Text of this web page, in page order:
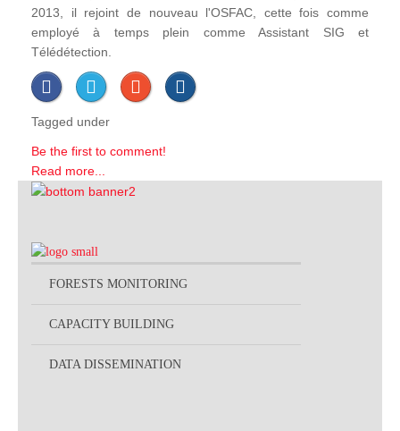
2013, il rejoint de nouveau l'OSFAC, cette fois comme
employé à temps plein comme Assistant SIG et
Télédétection.
Tagged under
Be the first to comment!
Read more...
FORESTS MONITORING
CAPACITY BUILDING
DATA DISSEMINATION